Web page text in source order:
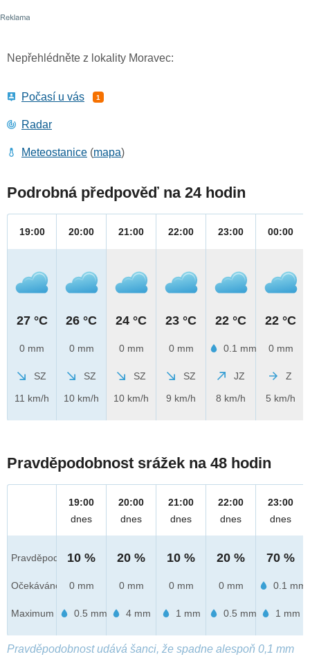
Nepřehlédněte z lokality Moravec:
Počasí u vás 1
Radar
Meteostanice (mapa)
Podrobná předpověď na 24 hodin
19:00
27 °C
0 mm
SZ
11 km/h
20:00
26 °C
0 mm
SZ
10 km/h
21:00
24 °C
0 mm
SZ
10 km/h
22:00
23 °C
0 mm
SZ
9 km/h
23:00
22 °C
0.1 mm
JZ
8 km/h
00:00
22 °C
0 mm
Z
5 km/h
Pravděpodobnost srážek na 48 hodin
Pravděpod.
Očekáváno
Maximum
19:00
dnes
10 %
0 mm
0.5 mm
20:00
dnes
20 %
0 mm
4 mm
21:00
dnes
10 %
0 mm
1 mm
22:00
dnes
20 %
0 mm
0.5 mm
23:00
dnes
70 %
0.1 mm
1 mm
Pravděpodobnost udává šanci, že spadne alespoň 0,1 mm